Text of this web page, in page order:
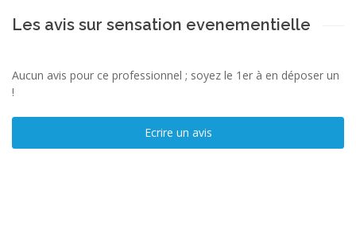
Les avis sur sensation evenementielle
Aucun avis pour ce professionnel ; soyez le 1er à en déposer un
!
Ecrire un avis